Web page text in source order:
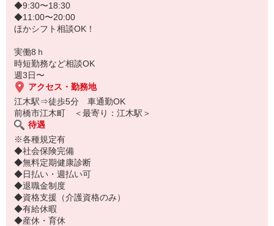
◆9:30〜18:30
◆11:00〜20:00
ほかシフト相談OK！
実働8ｈ
時短勤務など相談OK
週3日〜
アクセス・勤務地
江木駅⇒徒歩5分 車通勤OK
前橋市江木町 ＜最寄り：江木駅＞
待遇
※各種規定有
◆社会保険完備
◆無料定期健康診断
◆日払い・週払い可
◆退職金制度
◆資格支援（介護資格のみ）
◆有給休暇
◆産休・育休